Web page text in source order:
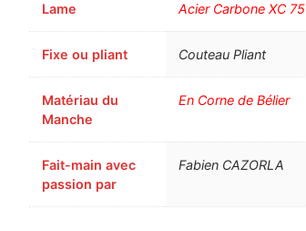
Lame Acier Carbone XC 75
Fixe ou pliant Couteau Pliant
Matériau du
Manche
En Corne de Bélier
Fait-main avec
passion par
Fabien CAZORLA